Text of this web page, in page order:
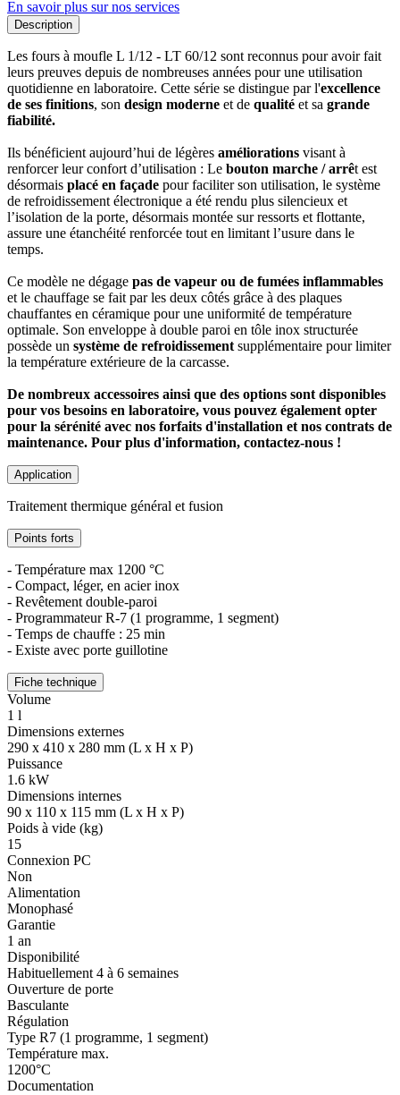
En savoir plus sur nos services
Description
Les fours à moufle L 1/12 - LT 60/12 sont reconnus pour avoir fait
leurs preuves depuis de nombreuses années pour une utilisation
quotidienne en laboratoire. Cette série se distingue par l'excellence
de ses finitions, son design moderne et de qualité et sa grande
fiabilité.
Ils bénéficient aujourd’hui de légères améliorations visant à
renforcer leur confort d’utilisation : Le bouton marche / arrêt est
désormais placé en façade pour faciliter son utilisation, le système
de refroidissement électronique a été rendu plus silencieux et
l’isolation de la porte, désormais montée sur ressorts et flottante,
assure une étanchéité renforcée tout en limitant l’usure dans le
temps.
Ce modèle ne dégage pas de vapeur ou de fumées inflammables
et le chauffage se fait par les deux côtés grâce à des plaques
chauffantes en céramique pour une uniformité de température
optimale. Son enveloppe à double paroi en tôle inox structurée
possède un système de refroidissement supplémentaire pour limiter
la température extérieure de la carcasse.
De nombreux accessoires ainsi que des options sont disponibles
pour vos besoins en laboratoire, vous pouvez également opter
pour la sérénité avec nos forfaits d'installation et nos contrats de
maintenance. Pour plus d'information, contactez-nous !
Application
Traitement thermique général et fusion
Points forts
- Température max 1200 °C
- Compact, léger, en acier inox
- Revêtement double-paroi
- Programmateur R-7 (1 programme, 1 segment)
- Temps de chauffe : 25 min
- Existe avec porte guillotine
Fiche technique
Volume
1 l
Dimensions externes
290 x 410 x 280 mm (L x H x P)
Puissance
1.6 kW
Dimensions internes
90 x 110 x 115 mm (L x H x P)
Poids à vide (kg)
15
Connexion PC
Non
Alimentation
Monophasé
Garantie
1 an
Disponibilité
Habituellement 4 à 6 semaines
Ouverture de porte
Basculante
Régulation
Type R7 (1 programme, 1 segment)
Température max.
1200°C
Documentation